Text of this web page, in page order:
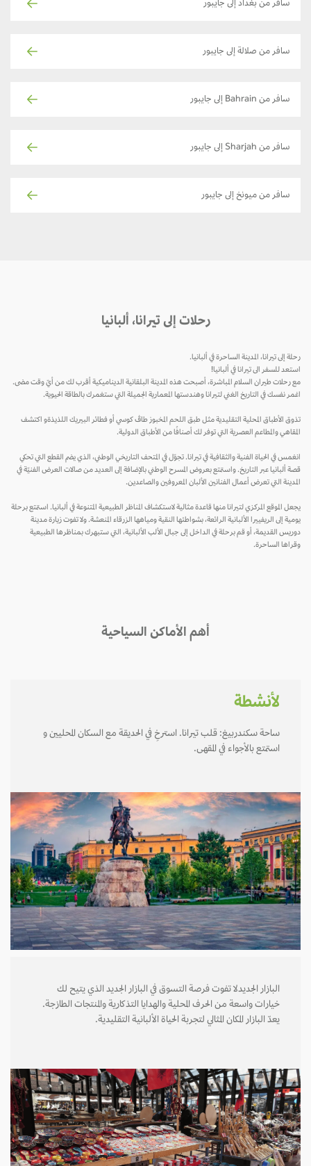
سافر من بغداد إلى جايبور
سافر من صلالة إلى جايبور
سافر من Bahrain إلى جايبور
سافر من Sharjah إلى جايبور
سافر من ميونخ إلى جايبور
رحلات إلى تيرانا، ألبانيا
رحلة إلى تيرانا، المدينة الساحرة في ألبانيا.
استعد للسفر الى تيرانا في ألبانيا!
مع رحلات طيران السلام المباشرة، أصبحت هذه المدينة البلقانية الديناميكية أقرب لك من أيّ وقت مضى.
اغمر نفسك في التاريخ الغني لتيرانا وهندستها المعمارية الجميلة التي ستغمرك بالطاقة الحيوية.
تذوق الأطباق المحلية التقليدية مثل طبق اللحم المخبوز طاڤ كوسي أو فطائر البيريك اللذيذةو اكتشف
المقاهي والمطاعم العصرية التي توفر لك أصنافًا من الأطباق الدولية.
انغمس في الحياة الفنية والثقافية في تيرانا. تجوّل في المتحف التاريخي الوطني، الذي يضم القطع التي تحكي
قصة ألبانيا عبر التاريخ. واستمتع بعروض المسرح الوطني بالإضافة إلى العديد من صالات العرض الفنيّة في
المدينة التي تعرض أعمال الفنانين الألبان المعروفين والصاعدين.
يجعل الموقع المركزي لتيرانا منها قاعدة مثالية لاستكشاف المناظر الطبيعية المتنوعة في ألبانيا. استمتع برحلة
يومية إلى الريفييرا الألبانية الرائعة، بشواطئها النقية ومياهها الزرقاء المنعشة. ولا تفوت زيارة مدينة
دوريس القديمة، أو قم برحلة في الداخل إلى جبال الألب الألبانية، التي ستبهرك بمناظرها الطبيعية
وقراها الساحرة.
أهم الأماكن السياحية
لأنشطة
ساحة سكندربيغ: قلب تيرانا. استرخِ في الحديقة مع السكان المحليين و
استمتع بالأجواء في المقهى.
البازار الجديدلا تفوت فرصة التسوق في البازار الجديد الذي يتيح لك
خيارات واسعة من الحرف المحلية والهدايا التذكارية والمنتجات الطازجة.
يعدّ البازار المكان المثالي لتجربة الحياة الألبانية التقليدية.